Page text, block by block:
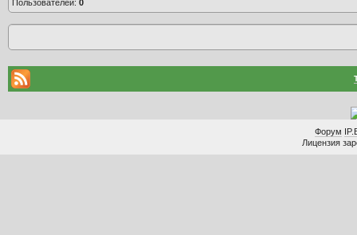
Пользователей: 0
Форум
Лицензия